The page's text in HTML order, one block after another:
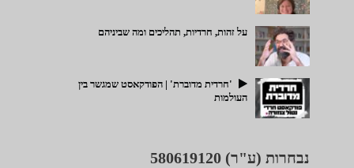
על זהות, חרדיות, תהליכים ומה שביניהם
'חרדית מדוברת' | הפודקאסט שמגשר בין
העולמות
נבחרות (ע"ר) 580619120